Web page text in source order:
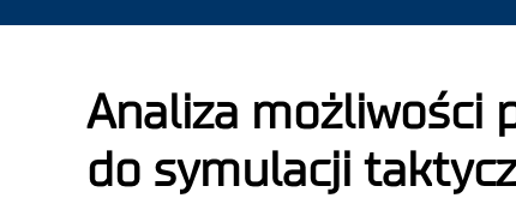
Analiza możliwości
do symulacji